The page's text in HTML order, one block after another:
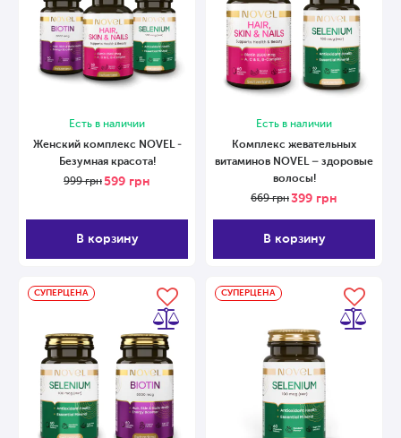
Есть в наличии
Женский комплекс NOVEL -
Безумная красота!
999грн599 грн
В корзину
Есть в наличии
Комплекс жевательных
витаминов NOVEL – здоровые
волосы!
669грн399 грн
В корзину
СУПЕРЦЕНА СУПЕРЦЕНА